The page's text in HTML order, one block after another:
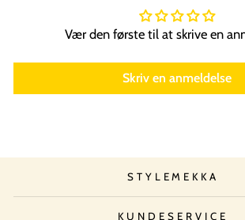
Vær den første til at skrive en
Skriv en anmeldelse
STYLEMEKKA
KUNDESERVICE